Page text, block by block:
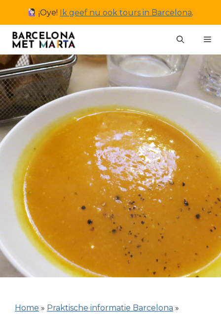
inhoud
¡Oye! Ik geef nu ook tours in Barcelona.
Home » Praktische informatie Barcelona »